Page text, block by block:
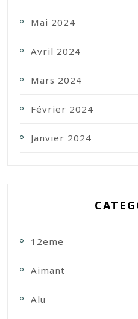
Mai 2024
Avril 2024
Mars 2024
Février 2024
Janvier 2024
12eme
Aimant
Alu